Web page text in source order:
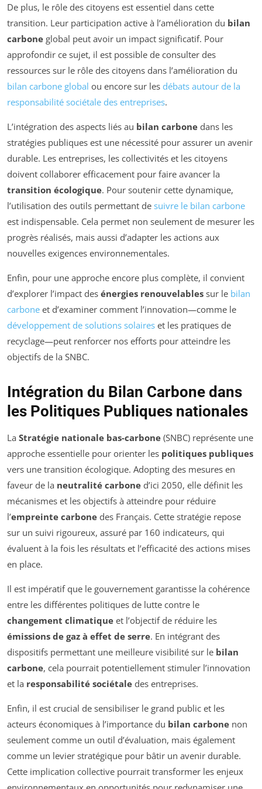
De plus, le rôle des citoyens est essentiel dans cette
transition. Leur participation active à l’amélioration du bilan
carbone global peut avoir un impact significatif. Pour
approfondir ce sujet, il est possible de consulter des
ressources sur le rôle des citoyens dans l’amélioration du
bilan carbone global ou encore sur les débats autour de la
responsabilité sociétale des entreprises.
L’intégration des aspects liés au bilan carbone dans les
stratégies publiques est une nécessité pour assurer un avenir
durable. Les entreprises, les collectivités et les citoyens
doivent collaborer efficacement pour faire avancer la
transition écologique. Pour soutenir cette dynamique,
l’utilisation des outils permettant de suivre le bilan carbone
est indispensable. Cela permet non seulement de mesurer les
progrès réalisés, mais aussi d’adapter les actions aux
nouvelles exigences environnementales.
Enfin, pour une approche encore plus complète, il convient
d’explorer l’impact des énergies renouvelables sur le bilan
carbone et d’examiner comment l’innovation—comme le
développement de solutions solaires et les pratiques de
recyclage—peut renforcer nos efforts pour atteindre les
objectifs de la SNBC.
Intégration du Bilan Carbone dans
les Politiques Publiques nationales
La Stratégie nationale bas-carbone (SNBC) représente une
approche essentielle pour orienter les politiques publiques
vers une transition écologique. Adopting des mesures en
faveur de la neutralité carbone d’ici 2050, elle définit les
mécanismes et les objectifs à atteindre pour réduire
l’empreinte carbone des Français. Cette stratégie repose
sur un suivi rigoureux, assuré par 160 indicateurs, qui
évaluent à la fois les résultats et l’efficacité des actions mises
en place.
Il est impératif que le gouvernement garantisse la cohérence
entre les différentes politiques de lutte contre le
changement climatique et l’objectif de réduire les
émissions de gaz à effet de serre. En intégrant des
dispositifs permettant une meilleure visibilité sur le bilan
carbone, cela pourrait potentiellement stimuler l’innovation
et la responsabilité sociétale des entreprises.
Enfin, il est crucial de sensibiliser le grand public et les
acteurs économiques à l’importance du bilan carbone non
seulement comme un outil d’évaluation, mais également
comme un levier stratégique pour bâtir un avenir durable.
Cette implication collective pourrait transformer les enjeux